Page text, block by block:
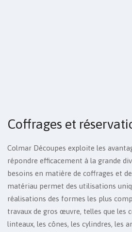
Coffrages et
Colmar Découpes exploite les
répondre efficacement à la grande
besoins en matière de coffrages et
matériau permet des utilisations
réalisations des formes les plus
travaux de gros œuvre, telles que les
linteaux, les cônes, les cylindres, les